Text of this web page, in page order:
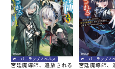
オーバーラップノベルス
宮廷魔導師、追放される
オーバーラップノ
宮廷魔導師、